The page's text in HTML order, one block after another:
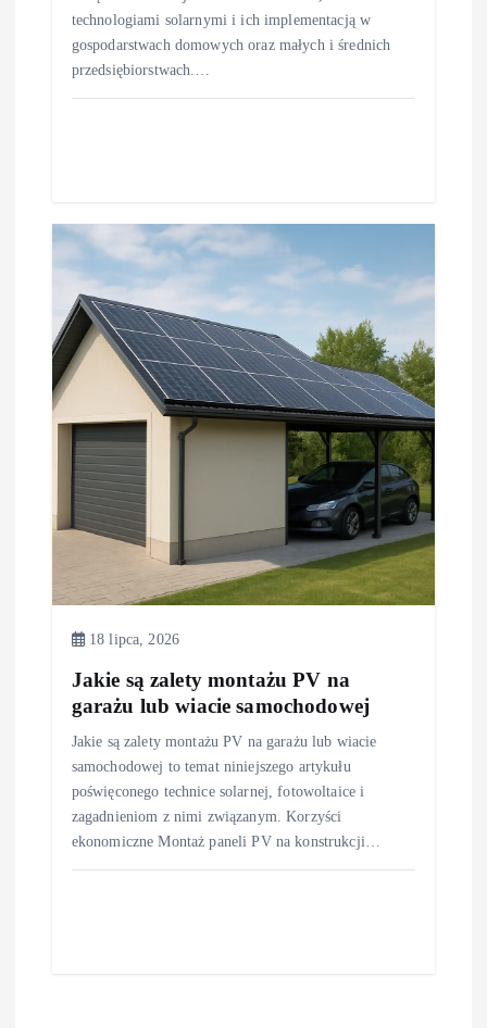
technologiami solarnymi i ich implementacją w
gospodarstwach domowych oraz małych i średnich
przedsiębiorstwach.…
18 lipca, 2026
Jakie są zalety montażu PV na
garażu lub wiacie samochodowej
Jakie są zalety montażu PV na garażu lub wiacie
samochodowej to temat niniejszego artykułu
poświęconego technice solarnej, fotowoltaice i
zagadnieniom z nimi związanym. Korzyści
ekonomiczne Montaż paneli PV na konstrukcji…